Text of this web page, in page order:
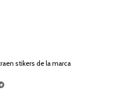
stikers de la marca